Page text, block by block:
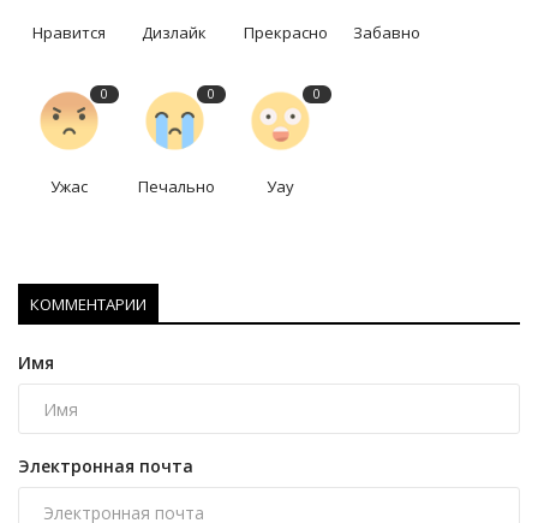
Нравится Дизлайк Прекрасно Забавно
0
Ужас
0
Печально
0
Уау
КОММЕНТАРИИ
Имя
Электронная почта